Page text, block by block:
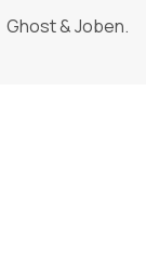
Ghost&Joben.